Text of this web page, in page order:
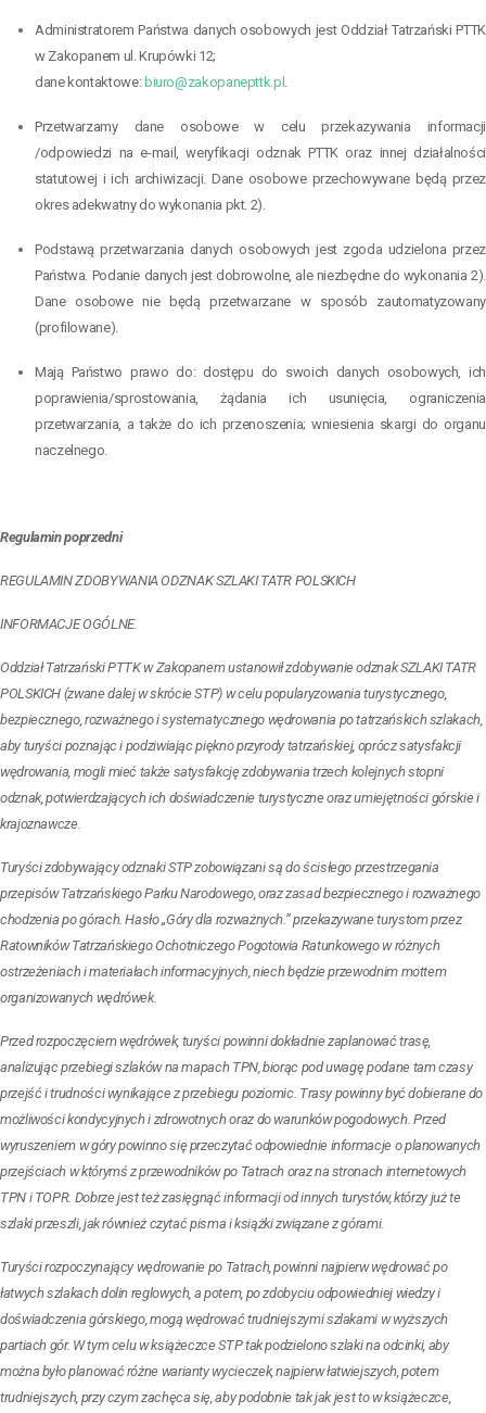
Administratorem Państwa danych osobowych jest Oddział Tatrzański PTTK
w Zakopanem ul. Krupówki 12;
dane kontaktowe: biuro@zakopanepttk.pl
Przetwarzamy dane osobowe w celu przekazywania informacji
/odpowiedzi na e-mail, weryfikacji odznak PTTK oraz innej działalności
statutowej i ich archiwizacji. Dane osobowe przechowywane będą przez
okres adekwatny do wykonania pkt. 2).
Podstawą przetwarzania danych osobowych jest zgoda udzielona przez
Państwa. Podanie danych jest dobrowolne, ale niezbędne do wykonania 2).
Dane osobowe nie będą przetwarzane w sposób zautomatyzowany
(profilowane).
Mają Państwo prawo do: dostępu do swoich danych osobowych, ich
poprawienia/sprostowania, żądania ich usunięcia, ograniczenia
przetwarzania, a także do ich przenoszenia; wniesienia skargi do organu
naczelnego.
Regulamin poprzedni
REGULAMIN ZDOBYWANIA ODZNAK SZLAKI TATR POLSKICH
INFORMACJE OGÓLNE.
Oddział Tatrzański PTTK w Zakopanem ustanowił zdobywanie odznak SZLAKI TATR
POLSKICH (zwane dalej w skrócie STP) w celu popularyzowania turystycznego,
bezpiecznego, rozważnego i systematycznego wędrowania po tatrzańskich szlakach,
aby turyści poznając i podziwiając piękno przyrody tatrzańskiej, oprócz satysfakcji
wędrowania, mogli mieć także satysfakcję zdobywania trzech kolejnych stopni
odznak, potwierdzających ich doświadczenie turystyczne oraz umiejętności górskie i
krajoznawcze.
Turyści zdobywający odznaki STP zobowiązani są do ścisłego przestrzegania
przepisów Tatrzańskiego Parku Narodowego, oraz zasad bezpiecznego i rozważnego
chodzenia po górach. Hasło „Góry dla rozważnych.” przekazywane turystom przez
Ratowników Tatrzańskiego Ochotniczego Pogotowia Ratunkowego w różnych
ostrzeżeniach i materiałach informacyjnych, niech będzie przewodnim mottem
organizowanych wędrówek.
Przed rozpoczęciem wędrówek, turyści powinni dokładnie zaplanować trasę,
analizując przebiegi szlaków na mapach TPN, biorąc pod uwagę podane tam czasy
przejść i trudności wynikające z przebiegu poziomic. Trasy powinny być dobierane do
możliwości kondycyjnych i zdrowotnych oraz do warunków pogodowych. Przed
wyruszeniem w góry powinno się przeczytać odpowiednie informacje o planowanych
przejściach w którymś z przewodników po Tatrach oraz na stronach internetowych
TPN i TOPR. Dobrze jest też zasięgnąć informacji od innych turystów, którzy już te
szlaki przeszli, jak również czytać pisma i książki związane z górami.
Turyści rozpoczynający wędrowanie po Tatrach, powinni najpierw wędrować po
łatwych szlakach dolin reglowych, a potem, po zdobyciu odpowiedniej wiedzy i
doświadczenia górskiego, mogą wędrować trudniejszymi szlakami w wyższych
partiach gór. W tym celu w książeczce STP tak podzielono szlaki na odcinki, aby
można było planować różne warianty wycieczek, najpierw łatwiejszych, potem
trudniejszych, przy czym zachęca się, aby podobnie tak jak jest to w książeczce,